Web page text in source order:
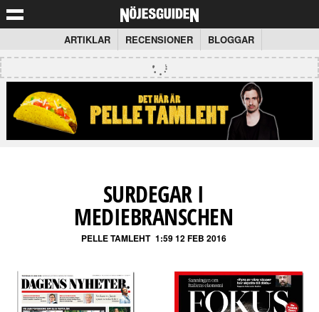
ARTIKLAR RECENSIONER BLOGGAR
SURDEGAR I
MEDIEBRANSCHEN
PELLE TAMLEHT 1:59 12 FEB 2016